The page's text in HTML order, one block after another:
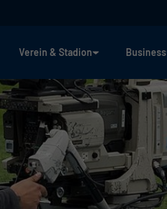
Verein & Stadion Business